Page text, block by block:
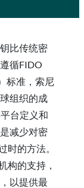
比传统密
循FIDO
标准，索尼
组织的成
台定义和
减少对密
时的方法。
构的支持，
以提供最